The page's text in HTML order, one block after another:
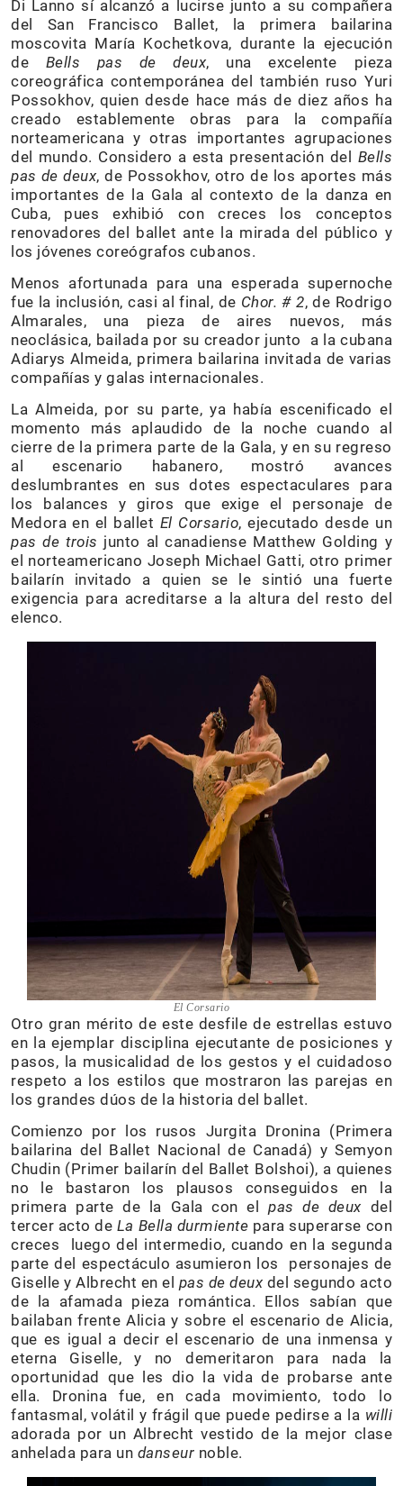
Di Lanno sí alcanzó a lucirse junto a su compañera
del San Francisco Ballet, la primera bailarina
moscovita María Kochetkova, durante la ejecución
de Bells pas de deux, una excelente pieza
coreográfica contemporánea del también ruso Yuri
Possokhov, quien desde hace más de diez años ha
creado establemente obras para la compañía
norteamericana y otras importantes agrupaciones
del mundo. Considero a esta presentación del Bells
pas de deux, de Possokhov, otro de los aportes más
importantes de la Gala al contexto de la danza en
Cuba, pues exhibió con creces los conceptos
renovadores del ballet ante la mirada del público y
los jóvenes coreógrafos cubanos.
Menos afortunada para una esperada supernoche
fue la inclusión, casi al final, de Chor. # 2, de Rodrigo
Almarales, una pieza de aires nuevos, más
neoclásica, bailada por su creador junto a la cubana
Adiarys Almeida, primera bailarina invitada de varias
compañías y galas internacionales.
La Almeida, por su parte, ya había escenificado el
momento más aplaudido de la noche cuando al
cierre de la primera parte de la Gala, y en su regreso
al escenario habanero, mostró avances
deslumbrantes en sus dotes espectaculares para
los balances y giros que exige el personaje de
Medora en el ballet El Corsario, ejecutado desde un
pas de trois junto al canadiense Matthew Golding y
el norteamericano Joseph Michael Gatti, otro primer
bailarín invitado a quien se le sintió una fuerte
exigencia para acreditarse a la altura del resto del
elenco.
El Corsario
Otro gran mérito de este desfile de estrellas estuvo
en la ejemplar disciplina ejecutante de posiciones y
pasos, la musicalidad de los gestos y el cuidadoso
respeto a los estilos que mostraron las parejas en
los grandes dúos de la historia del ballet.
Comienzo por los rusos Jurgita Dronina (Primera
bailarina del Ballet Nacional de Canadá) y Semyon
Chudin (Primer bailarín del Ballet Bolshoi), a quienes
no le bastaron los plausos conseguidos en la
primera parte de la Gala con elpas de deux del
tercer acto de La Bella durmiente para superarse con
creces luego del intermedio, cuando en la segunda
parte del espectáculo asumieron los personajes de
Giselle y Albrecht en el pas de deux del segundo acto
de la afamada pieza romántica. Ellos sabían que
bailaban frente Alicia y sobre el escenario de Alicia,
que es igual a decir el escenario de una inmensa y
eterna Giselle, y no demeritaron para nada la
oportunidad que les dio la vida de probarse ante
ella. Dronina fue, en cada movimiento, todo lo
fantasmal, volátil y frágil que puede pedirse a la willi
adorada por un Albrecht vestido de la mejor clase
anhelada para un danseur noble.